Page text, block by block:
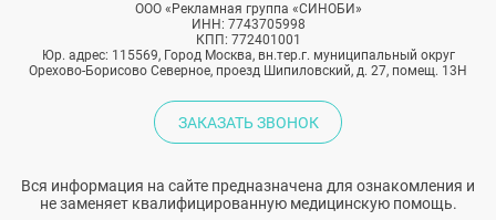
ООО «Рекламная группа «СИНОБИ»
ИНН: 7743705998
КПП: 772401001
Юр. адрес: 115569, Город Москва, вн.тер.г. муниципальный округ
Орехово-Борисово Северное, проезд Шипиловский, д. 27, помещ. 13Н
ЗАКАЗАТЬ ЗВОНОК
Вся информация на сайте предназначена для ознакомления и
не заменяет квалифицированную медицинскую помощь.